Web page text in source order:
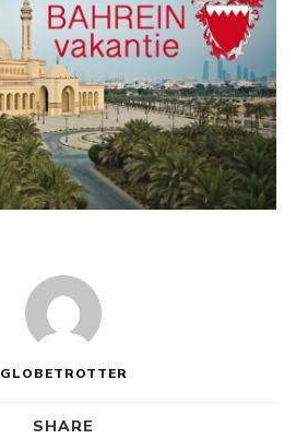
GLOBETROTTER
SHARE